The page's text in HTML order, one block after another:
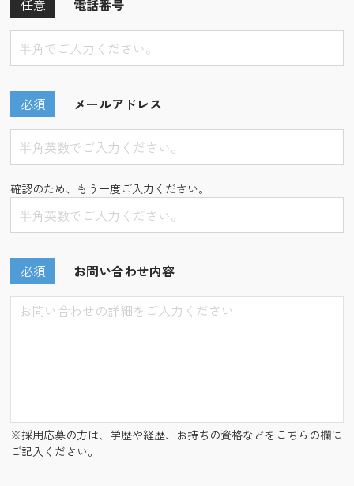
電話番号
任意
メールアドレス
必須
確認のため、もう一度ご入力ください。
お問い合わせ内容
必須
※採用応募の方は、学歴や経歴、お持ちの資格などをこちらの欄に
ご記入ください。